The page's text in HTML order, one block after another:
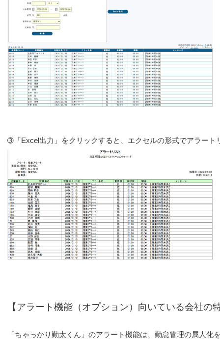
➂「Excel出力」をクリックすると、エクセルの形式でアラート
「ちゃっかり勤太くん」のアラート機能は、勤怠管理の属人